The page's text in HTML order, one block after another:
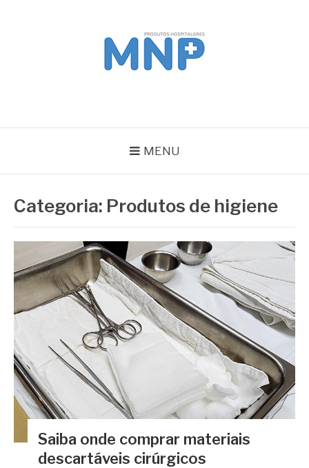
MENU
Categoria: Produtos de higiene
Saiba onde comprar materiais
descartáveis cirúrgicos